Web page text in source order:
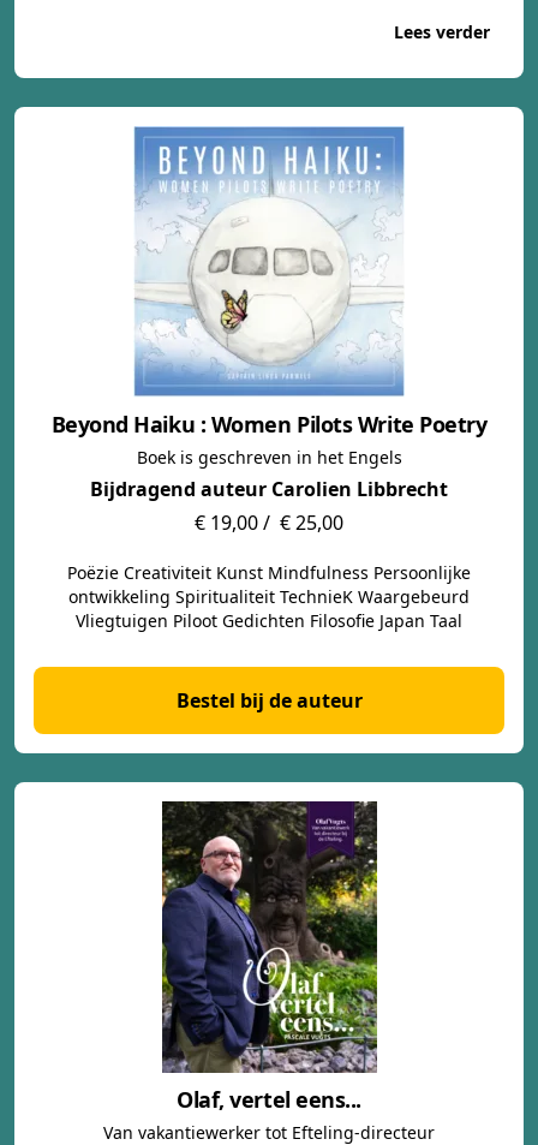
Lees verder
Beyond Haiku : Women Pilots Write Poetry
Boek is geschreven in het Engels
Bijdragend auteur Carolien Libbrecht
€ 19,00 / € 25,00
Poëzie Creativiteit Kunst Mindfulness Persoonlijke
ontwikkeling Spiritualiteit TechnieK Waargebeurd
Vliegtuigen Piloot Gedichten Filosofie Japan Taal
Bestel bij de auteur
Olaf, vertel eens...
Van vakantiewerker tot Efteling-directeur